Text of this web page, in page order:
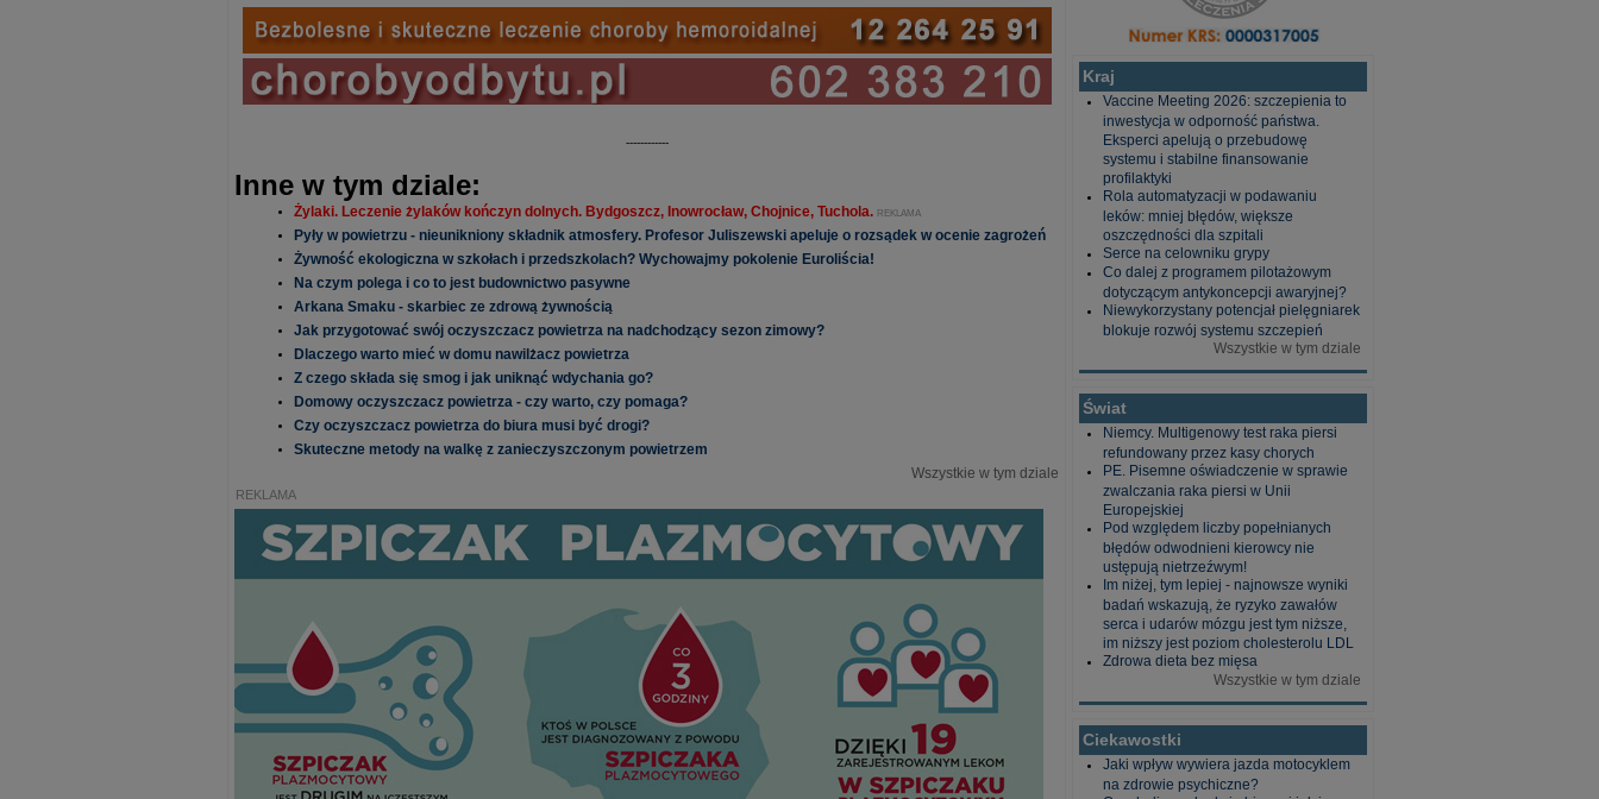
------------
Inne w tym dziale:
Żylaki. Leczenie żylaków kończyn dolnych. Bydgoszcz, Inowrocław, Chojnice, Tuchola. REKLAMA
Pyły w powietrzu - nieunikniony składnik atmosfery. Profesor Juliszewski apeluje o rozsądek w ocenie zagrożeń
Żywność ekologiczna w szkołach i przedszkolach? Wychowajmy pokolenie Euroliścia!
Na czym polega i co to jest budownictwo pasywne
Arkana Smaku - skarbiec ze zdrową żywnością
Jak przygotować swój oczyszczacz powietrza na nadchodzący sezon zimowy?
Dlaczego warto mieć w domu nawilżacz powietrza
Z czego składa się smog i jak uniknąć wdychania go?
Domowy oczyszczacz powietrza - czy warto, czy pomaga?
Czy oczyszczacz powietrza do biura musi być drogi?
Skuteczne metody na walkę z zanieczyszczonym powietrzem
Wszystkie w tym dziale
REKLAMA
Kraj
Vaccine Meeting 2026: szczepienia to
inwestycja w odporność państwa.
Eksperci apelują o przebudowę
systemu i stabilne finansowanie
profilaktyki
Rola automatyzacji w podawaniu
leków: mniej błędów, większe
oszczędności dla szpitali
Serce na celowniku grypy
Co dalej z programem pilotażowym
dotyczącym antykoncepcji awaryjnej?
Niewykorzystany potencjał pielęgniarek
blokuje rozwój systemu szczepień
Wszystkie w tym dziale
Świat
Niemcy. Multigenowy test raka piersi
refundowany przez kasy chorych
PE. Pisemne oświadczenie w sprawie
zwalczania raka piersi w Unii
Europejskiej
Pod względem liczby popełnianych
błędów odwodnieni kierowcy nie
ustępują nietrzeźwym!
Im niżej, tym lepiej - najnowsze wyniki
badań wskazują, że ryzyko zawałów
serca i udarów mózgu jest tym niższe,
im niższy jest poziom cholesterolu LDL
Zdrowa dieta bez mięsa
Wszystkie w tym dziale
Ciekawostki
Jaki wpływ wywiera jazda motocyklem
na zdrowie psychiczne?